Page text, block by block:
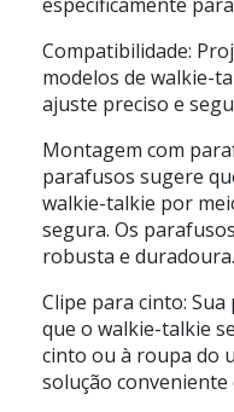
Compatibilidade:
modelos de walkie-
ajuste preciso e
Montagem com
parafusos sugere
walkie-talkie por
segura. Os
robusta e duradoura.
Clipe para cinto:
que o walkie-talkie
cinto ou à roupa do
solução